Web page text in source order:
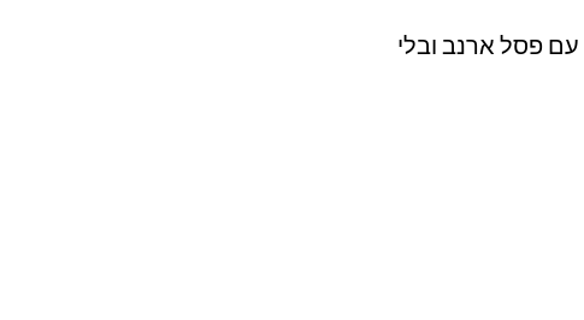
פסל ארנב ובלי